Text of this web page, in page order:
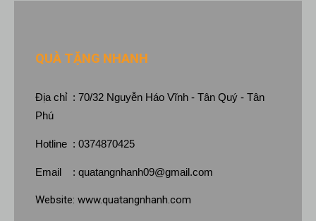
QUÀ TẶNG NHANH
Địa chỉ : 70/32 Nguyễn Háo Vĩnh - Tân Quý - Tân
Phú
Hotline : 0374870425
Email : quatangnhanh09@gmail.com
Website: www.quatangnhanh.com